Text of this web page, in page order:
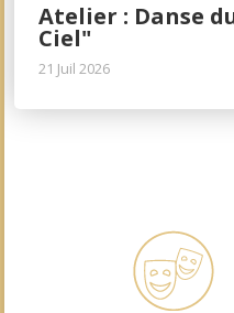
Atelier : Danse
Ciel"
21 Juil 2026